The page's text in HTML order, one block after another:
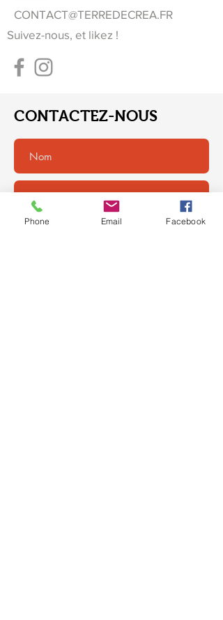
CONTACT@TERREDECREA.FR
Suivez-nous, et likez !
CONTACTEZ-NOUS
Phone Email Facebook